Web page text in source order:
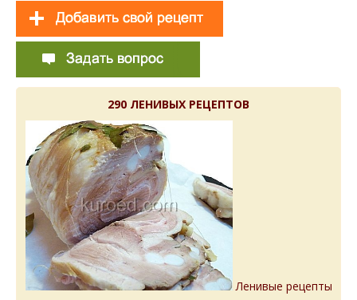
290 ЛЕНИВЫХ РЕЦЕПТОВ
Ленивые рецепты